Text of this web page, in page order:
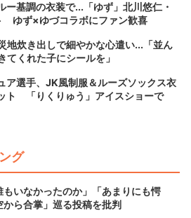
ー基調の衣装で...「ゆず」北川悠仁・
ゆず×ゆづコラボにファン歓喜
地炊き出しで細やかな心遣い...「並ん
てくれた子にシールを」
ア選手、JK風制服＆ルーズソックス衣
ト 「りくりゅう」アイスショーで
グ
いなかったのか」「あまりにも愕
ら合掌」巡る投稿を批判